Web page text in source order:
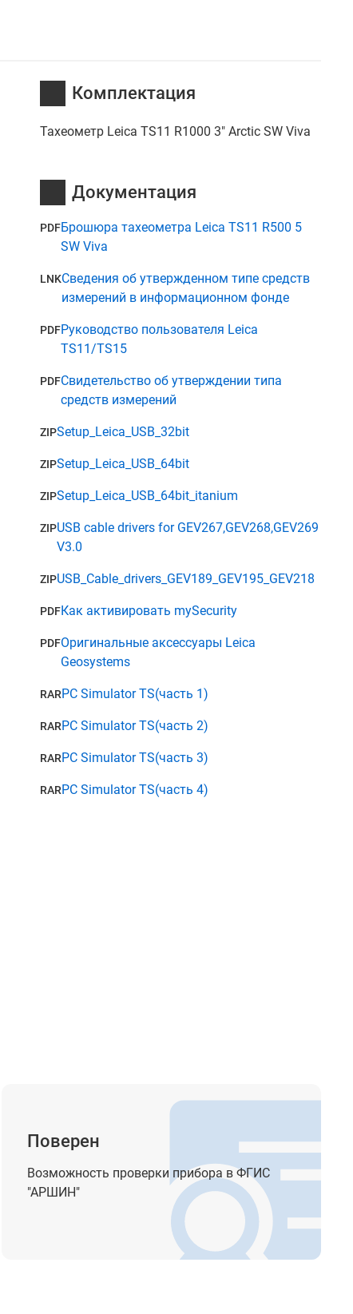
Комплектация
Тахеометр Leica TS11 R1000 3" Arctic SW Viva
Документация
PDFБрошюра тахеометра Leica TS11 R500 5
SW Viva
LNKСведения об утвержденном типе средств
измерений в информационном фонде
PDFРуководство пользователя Leica
TS11/TS15
PDFСвидетельство об утверждении типа
средств измерений
ZIPSetup_Leica_USB_32bit
ZIPSetup_Leica_USB_64bit
ZIPSetup_Leica_USB_64bit_itanium
ZIPUSB cable drivers for GEV267,GEV268,GEV269
V3.0
ZIPUSB_Cable_drivers_GEV189_GEV195_GEV218
PDFКак активировать mySecurity
PDFОригинальные аксессуары Leica
Geosystems
RARPC Simulator TS(часть 1)
RARPC Simulator TS(часть 2)
RARPC Simulator TS(часть 3)
RARPC Simulator TS(часть 4)
Поверен
Возможность проверки прибора в ФГИС
"АРШИН"